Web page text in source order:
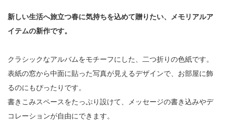
新しい生活へ旅立つ春に気持ちを込めて贈りたい、メモリアルア
イテムの新作です。
クラシックなアルバムをモチーフにした、二つ折りの色紙です。
表紙の窓から中面に貼った写真が見えるデザインで、お部屋に飾
るのにもぴったりです。
書きこみスペースをたっぷり設けて、メッセージの書き込みやデ
コレーションが自由にできます。